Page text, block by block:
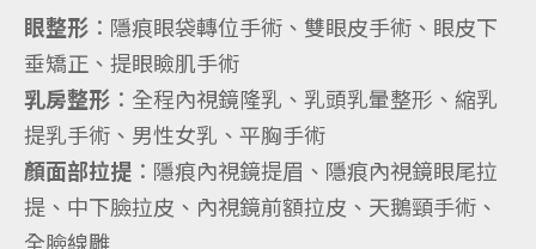
眼整形 ：隱痕眼袋轉位手術、雙眼皮手術、眼皮下
垂矯正、提眼瞼肌手術
乳房整形 ：全程內視鏡隆乳、乳頭乳暈整形、縮乳
提乳手術、男性女乳、平胸手術
顏面部拉提 ：隱痕內視鏡提眉、隱痕內視鏡眼尾拉
提、中下臉拉皮、內視鏡前額拉皮、天鵝頸手術、
全臉線雕